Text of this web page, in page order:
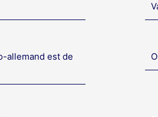
allemand est de